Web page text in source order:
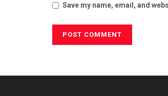
Save my name, email, and